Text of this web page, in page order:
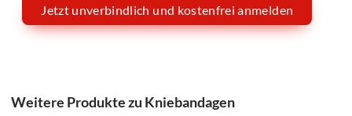
Jetzt unverbindlich und kostenfrei anmelden
Weitere Produkte zu Kniebandagen